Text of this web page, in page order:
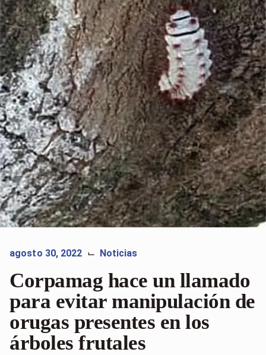
agosto 30, 2022 ⌙ Noticias
Corpamag hace un llamado
para evitar manipulación de
orugas presentes en los
árboles frutales